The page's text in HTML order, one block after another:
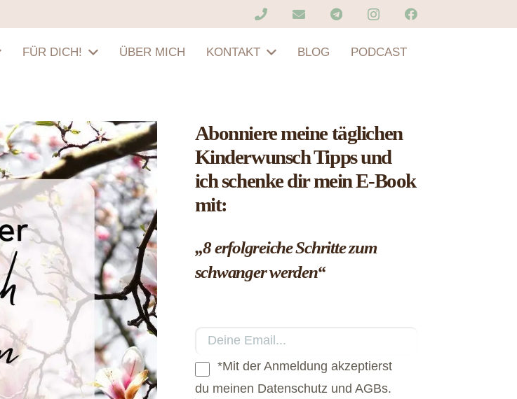
FÜR DICH! ÜBER MICH KONTAKT BLOG PODCAST
Abonniere meine täglichen
Kinderwunsch Tipps und
ich schenke dir mein E-Book
mit:
„8 erfolgreiche Schritte zum
schwanger werden“
*Mit der Anmeldung akzeptierst
du meinen Datenschutz und AGBs.